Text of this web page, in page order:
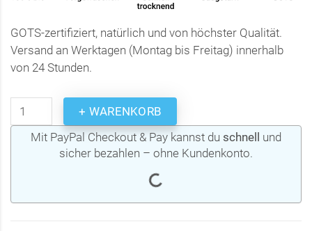
GOTS-zertifiziert, natürlich und von höchster Qualität.
Versand an Werktagen (Montag bis Freitag) innerhalb
von 24 Stunden.
+ WARENKORB
Mit PayPal Checkout & Pay kannst du schnell
und
sicher bezahlen – ohne Kundenkonto.